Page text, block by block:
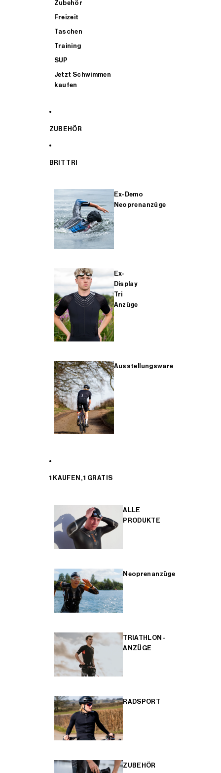
Zubehör
Freizeit
Taschen
Training
SUP
Jetzt Schwimmen
kaufen
ZUBEHÖR
BRIT TRI
Ex-Demo
Neoprenanzüge
Ex-
Display
Tri
Anzüge
Ausstellungsware
1 KAUFEN, 1 GRATIS
ALLE
PRODUKTE
Neoprenanzüge
TRIATHLON-
ANZÜGE
RADSPORT
ZUBEHÖR